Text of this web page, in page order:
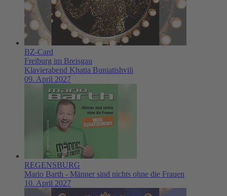
BZ-Card
Freiburg im Breisgau
Klavierabend Khatia Buniatishvili
09. April 2027
REGENSBURG
Mario Barth - Männer sind nichts ohne die Frauen
10. April 2027